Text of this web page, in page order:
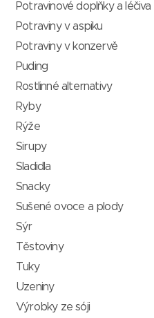
Potravinové doplňky a léčiva
Potraviny v aspiku
Potraviny v konzervě
Puding
Rostlinné alternativy
Ryby
Rýže
Sirupy
Sladidla
Snacky
Sušené ovoce a plody
Sýr
Těstoviny
Tuky
Uzeniny
Výrobky ze sóji